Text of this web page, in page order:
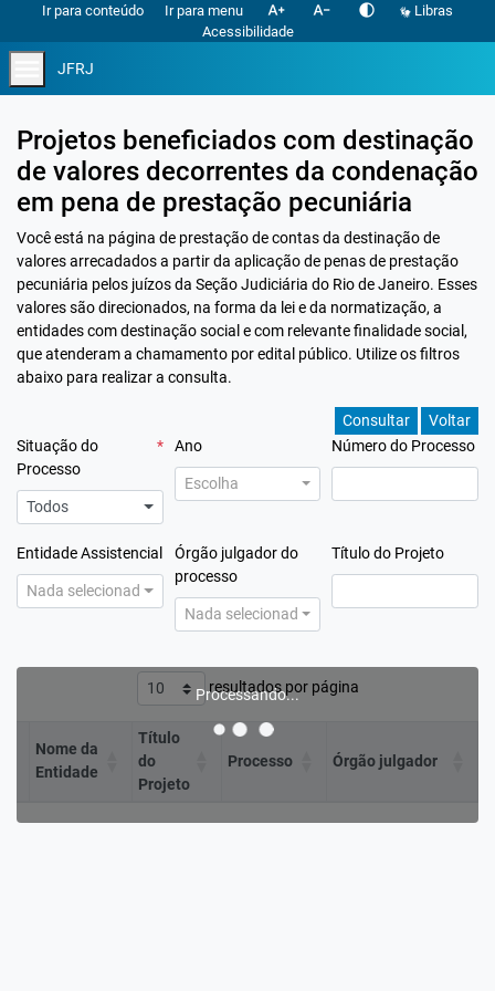
Ir para conteúdo Ir para menu text_increase text_decrease contrast
Libras
Acessibilidade
JFRJ
Projetos beneficiados com destinação
de valores decorrentes da condenação
em pena de prestação pecuniária
Você está na página de prestação de contas da destinação de
valores arrecadados a partir da aplicação de penas de prestação
pecuniária pelos juízos da Seção Judiciária do Rio de Janeiro. Esses
valores são direcionados, na forma da lei e da normatização, a
entidades com destinação social e com relevante finalidade social,
que atenderam a chamamento por edital público. Utilize os filtros
abaixo para realizar a consulta.
Consultar
Voltar
Situação do
Processo
*
Todos
Ano
Escolha
Número do Processo
Entidade Assistencial
Nada selecionado
Órgão julgador do
processo
Nada selecionado
Título do Projeto
Processando...
resultados por página
Nome da
Entidade
Título
do
Projeto
Processo Órgão julgador